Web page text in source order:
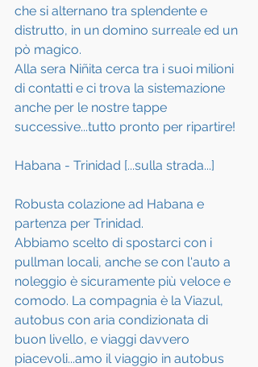
che si alternano tra splendente e
distrutto, in un domino surreale ed un
pò magico.
Alla sera Niñita cerca tra i suoi milioni
di contatti e ci trova la sistemazione
anche per le nostre tappe
successive...tutto pronto per ripartire!
Habana - Trinidad [...sulla strada...]
Robusta colazione ad Habana e
partenza per Trinidad.
Abbiamo scelto di spostarci con i
pullman locali, anche se con l'auto a
noleggio è sicuramente più veloce e
comodo. La compagnia è la Viazul,
autobus con aria condizionata di
buon livello, e viaggi davvero
piacevoli...amo il viaggio in autobus